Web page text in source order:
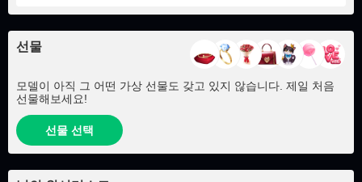
선물
모델이 아직 그 어떤 가상 선물도 갖고 있지 않습니다. 제일 처음
선물해보세요!
선물 선택